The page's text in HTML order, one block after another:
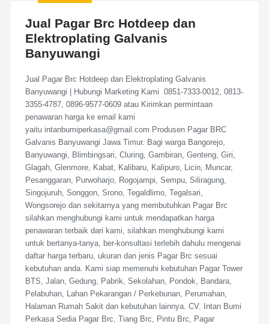
Jual Pagar Brc Hotdeep dan
Elektroplating Galvanis
Banyuwangi
Jual Pagar Brc Hotdeep dan Elektroplating Galvanis
Banyuwangi | Hubungi Marketing Kami 0851-7333-0012, 0813-
3355-4787, 0896-9577-0609 atau Kirimkan permintaan
penawaran harga ke email kami
yaitu intanbumiperkasa@gmail.com Produsen Pagar BRC
Galvanis Banyuwangi Jawa Timur. Bagi warga Bangorejo,
Banyuwangi, Blimbingsari, Cluring, Gambiran, Genteng, Giri,
Glagah, Glenmore, Kabat, Kalibaru, Kalipuro, Licin, Muncar,
Pesanggaran, Purwoharjo, Rogojampi, Sempu, Siliragung,
Singojuruh, Songgon, Srono, Tegaldlimo, Tegalsari,
Wongsorejo dan sekitarnya yang membutuhkan Pagar Brc
silahkan menghubungi kami untuk mendapatkan harga
penawaran terbaik dari kami, silahkan menghubungi kami
untuk bertanya-tanya, ber-konsultasi terlebih dahulu mengenai
daftar harga terbaru, ukuran dan jenis Pagar Brc sesuai
kebutuhan anda. Kami siap memenuhi kebutuhan Pagar Tower
BTS, Jalan, Gedung, Pabrik, Sekolahan, Pondok, Bandara,
Pelabuhan, Lahan Pekarangan / Perkebunan, Perumahan,
Halaman Rumah Sakit dan kebutuhan lainnya. CV. Intan Bumi
Perkasa Sedia Pagar Brc, Tiang Brc, Pintu Brc, Pagar